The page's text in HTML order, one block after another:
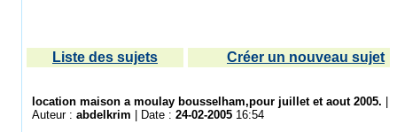
Liste des sujets Créer un nouveau sujet
location maison a moulay bousselham,pour juillet et aout 2005.
Auteur : abdelkrim | Date : 24-02-2005 16:54